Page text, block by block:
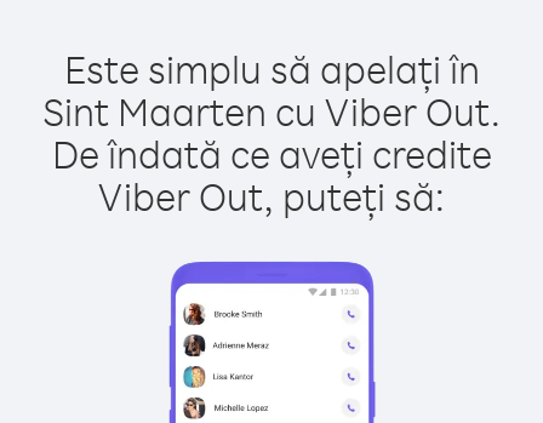
Este simplu să apelați în
Sint Maarten cu Viber Out.
De îndată ce aveți credite
Viber Out, puteți să: